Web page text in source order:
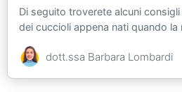
Di seguito troverete alcuni
dei cuccioli appena nati quando
dott.ssa Barbara Lombardi